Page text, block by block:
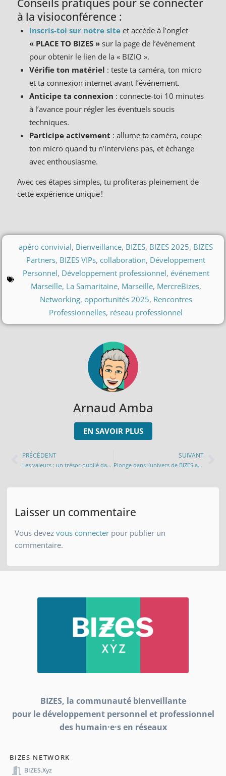
Conseils pratiques pour se connecter
à la visioconférence :
Inscris-toi sur notre siteet accède à l’onglet
« PLACE TO BIZES »sur la page de l’événement
pour obtenir le lien de la « BIZIO ».
Vérifie ton matériel : teste ta caméra, ton micro
et ta connexion internet avant l’événement.
Anticipe ta connexion : connecte-toi 10 minutes
à l’avance pour régler les éventuels soucis
techniques.
Participe activement : allume ta caméra, coupe
ton micro quand tu n’interviens pas, et échange
avec enthousiasme.
Avec ces étapes simples, tu profiteras pleinement de
cette expérience unique !
apéro convivial, Bienveillance, BIZES, BIZES 2025, BIZES
Partners, BIZES VIPs, collaboration, Développement
Personnel, Développement professionnel, événement
Marseille, La Samaritaine, Marseille, MercreBizes,
Networking, opportunités 2025, Rencontres
Professionnelles, réseau professionnel
Arnaud Amba
EN SAVOIR PLUS
PRÉCÉDENT
Les valeurs : un trésor oublié dans un monde en quête de vitesse ?
SUIVANT
Plonge dans l’univers de BIZES avec nos rendez-vous de janvier 2025 !
Laisser un commentaire
Vous devezvous connecter pour publier un
commentaire.
BIZES, la communauté bienveillante
pour le développement personnel et professionnel
des humain·e·s en réseaux
BIZES NETWORK
BIZES.xyz